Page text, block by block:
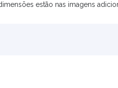
estão nas imagens